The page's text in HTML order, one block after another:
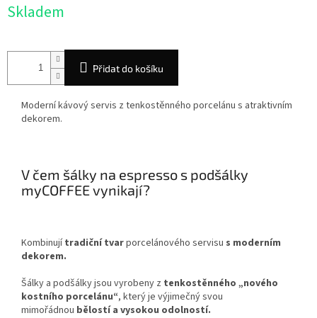
cena:
Skladem
Přidat do košíku
Moderní kávový servis z tenkostěnného porcelánu s atraktivním
dekorem.
V čem šálky na espresso s podšálky
myCOFFEE vynikají?
Kombinují tradiční tvarporcelánového servisu s moderním
dekorem.
Šálky a podšálky jsou vyrobeny z tenkostěnného „nového
kostního porcelánu“, který je výjimečný svou
mimořádnou bělostí a vysokou odolností.